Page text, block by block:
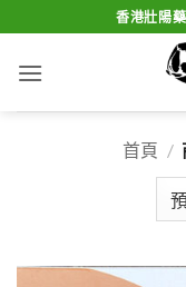
to
content
香港壯陽
首頁 /